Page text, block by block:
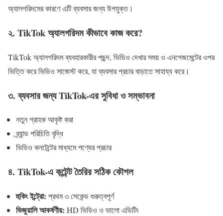
অ্যালগরিদমের কারণে এটি ব্যবসার জন্য উপযুক্ত।
২. TikTok অ্যালগরিদম কীভাবে কাজ করে?
TikTok অ্যালগরিদম ব্যবহারকারীর পছন্দ, ভিডিও দেখার সময় ও এনগেজমেন্টের ওপর
ভিত্তি করে ভিডিও সাজেস্ট করে, যা ব্যবসার প্রচার বাড়াতে সাহায্য করে।
৩. ব্যবসার জন্য TikTok-এর সুবিধা ও সম্ভাবনা
নতুন গ্রাহক আকৃষ্ট করা
ব্র্যান্ড পরিচিতি বৃদ্ধি
ভিডিও কনটেন্টের মাধ্যমে পণ্যের প্রচার
৪. TikTok-এ কন্টেন্ট তৈরির সঠিক কৌশল
হুকিং ইন্ট্রো: প্রথম ৩ সেকেন্ড গুরুত্বপূর্ণ
ভিজুয়ালি আকর্ষণীয়: HD ভিডিও ও ভালো এডিটিং